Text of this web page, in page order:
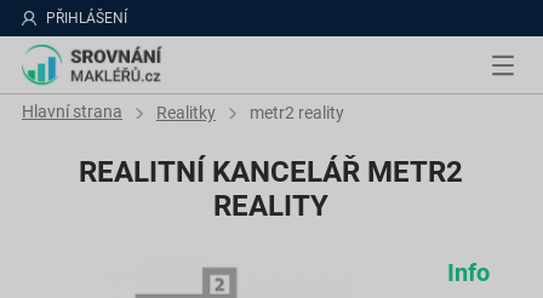
PŘIHLÁŠENÍ
Hlavní strana Realitky metr2 reality
REALITNÍ KANCELÁŘ METR2
REALITY
Info